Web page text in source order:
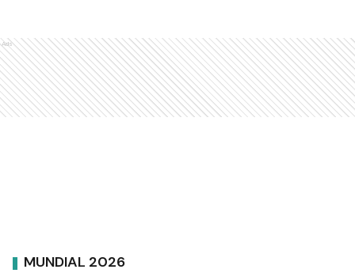
Ads
MUNDIAL 2026